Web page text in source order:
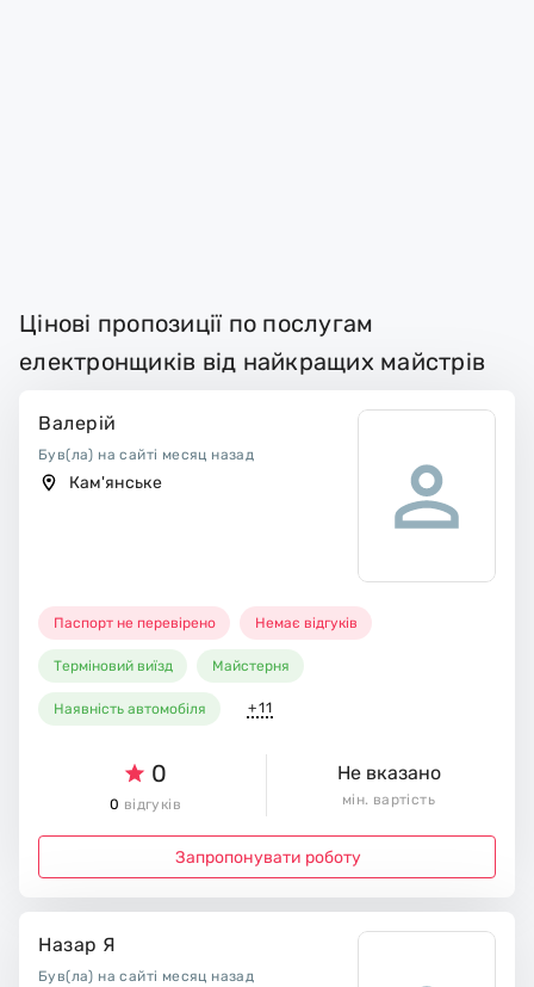
Цінові пропозиції по послугам
електронщиків від найкращих майстрів
Валерій
Був(ла) на сайті месяц назад
Кам'янське
Паспорт не перевірено Немає відгуків
Терміновий виїзд Майстерня
Наявність автомобіля +11
0
0 відгуків
Не вказано
мін. вартість
Запропонувати роботу
Назар Я
Був(ла) на сайті месяц назад